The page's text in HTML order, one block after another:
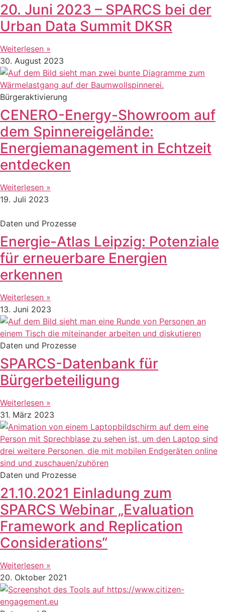
20. Juni 2023 – SPARCS bei der
Urban Data Summit DKSR
Weiterlesen »
30. August 2023
Bürgeraktivierung
CENERO-Energy-Showroom auf
dem Spinnereigelände:
Energiemanagement in Echtzeit
entdecken
Weiterlesen »
19. Juli 2023
Daten und Prozesse
Energie-Atlas Leipzig: Potenziale
für erneuerbare Energien
erkennen
Weiterlesen »
13. Juni 2023
Daten und Prozesse
SPARCS-Datenbank für
Bürgerbeteiligung
Weiterlesen »
31. März 2023
Daten und Prozesse
21.10.2021 Einladung zum
SPARCS Webinar „Evaluation
Framework and Replication
Considerations“
Weiterlesen »
20. Oktober 2021